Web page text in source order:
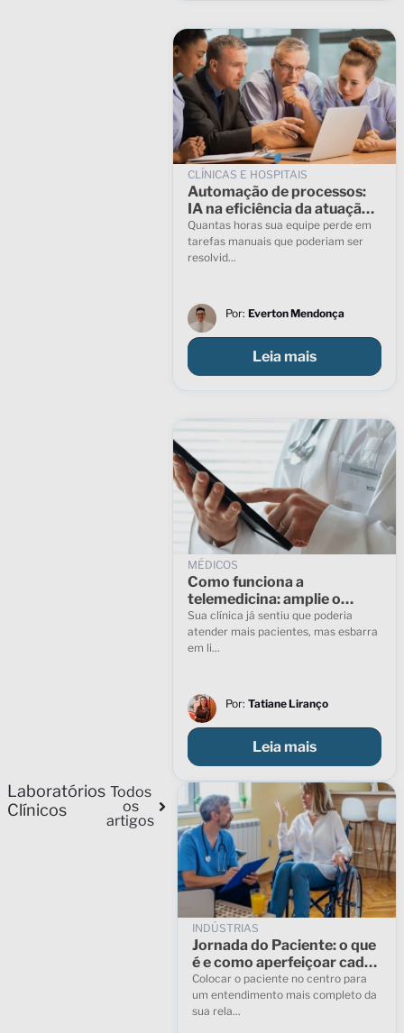
CLÍNICAS E HOSPITAIS
Automação de processos:
IA na eficiência da atuação
de instituições de saúde
Quantas horas sua equipe perde em
tarefas manuais que poderiam ser
resolvid...
Por: Everton Mendonça
Leia mais
MÉDICOS
Como funciona a
telemedicina: amplie o
atendimento sem perder a
qualidade
Sua clínica já sentiu que poderia
atender mais pacientes, mas esbarra
em li...
Por: Tatiane Liranço
Leia mais
Laboratórios
Clínicos
Todos
os
artigos
INDÚSTRIAS
Jornada do Paciente: o que
é e como aperfeiçoar cada
fase
Colocar o paciente no centro para
um entendimento mais completo da
sua rela...